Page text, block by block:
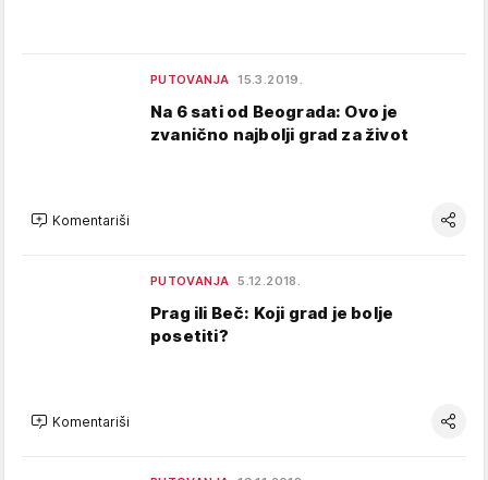
PUTOVANJA 15.3.2019.
Na 6 sati od Beograda: Ovo je
zvanično najbolji grad za život
Komentariši
PUTOVANJA 5.12.2018.
Prag ili Beč: Koji grad je bolje
posetiti?
Komentariši